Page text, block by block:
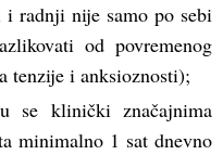
radnji nije samo po sebi
od povremenog
tenzije i anksioznosti);
se klinički značajnima
minimalno 1 sat dnevno